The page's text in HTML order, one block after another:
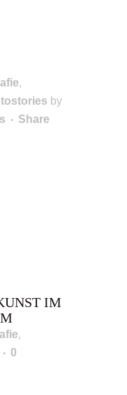
,
by
Share
IM
,
0